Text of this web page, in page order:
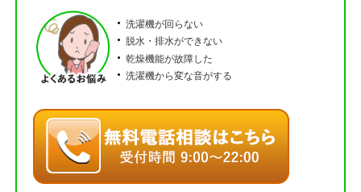
洗濯機が回らない
脱水・排水ができない
乾燥機能が故障した
洗濯機から変な音がする